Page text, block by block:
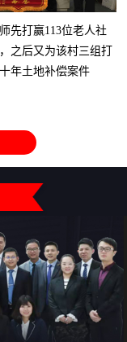
先打赢113位老人社
之后又为该村三组打
年土地补偿案件